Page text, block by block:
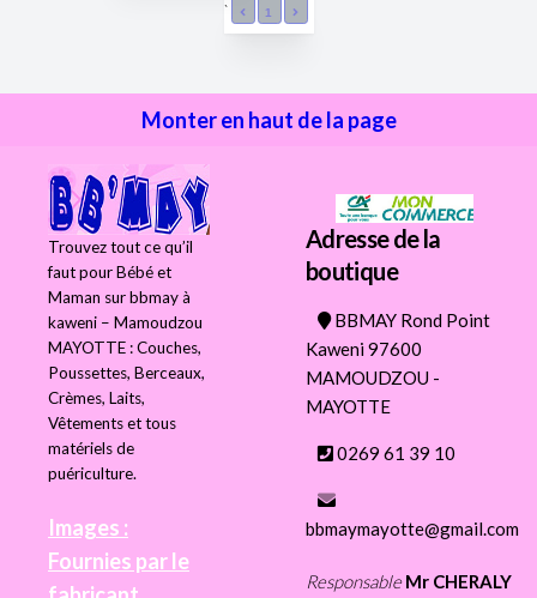
` 1
Monter en haut de la page
Trouvez tout ce qu’il
faut pour Bébé et
Maman sur bbmay à
kaweni – Mamoudzou
MAYOTTE : Couches,
Poussettes, Berceaux,
Crèmes, Laits,
Vêtements et tous
matériels de
puériculture.
Images :
Fournies par le
Adresse de la
boutique
BBMAY Rond Point
Kaweni 97600
MAMOUDZOU -
MAYOTTE
0269 61 39 10
bbmaymayotte@gmail.com
Responsable Mr CHERALY